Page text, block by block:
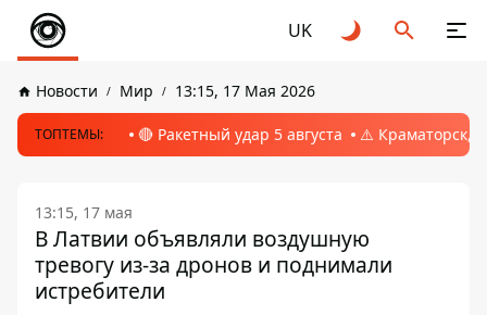
UK
Новости Мир 13:15, 17 Мая 2026
ТОПТЕМЫ: 🔴 Ракетный удар 5 августа ⚠️ Краматорск,
13:15, 17 мая
В Латвии объявляли воздушную
тревогу из-за дронов и поднимали
истребители